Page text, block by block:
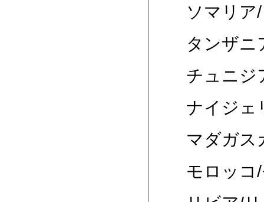
ソマリア
タンザニ
チュニジ
ナイジェ
マダガス
モロッコ